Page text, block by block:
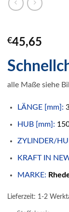
€45,65
alle Maße siehe
LÄNGE [mm]:
HUB [mm]:
ZYLINDER/
KRAFT IN
MARKE:
Lieferzeit: 1-2